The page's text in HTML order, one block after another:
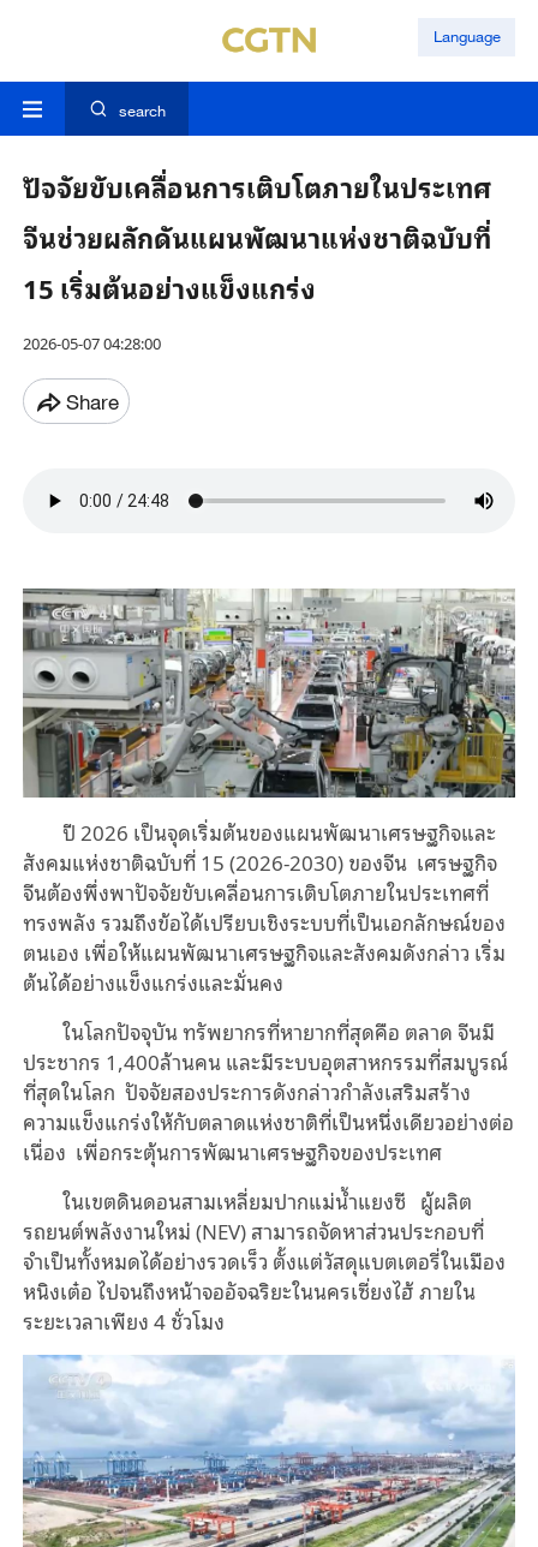
Language
search
ปัจจัยขับเคลื่อนการเติบโตภายในประเทศ
จีนช่วยผลักดันแผนพัฒนาแห่งชาติฉบับที่
15 เริ่มต้นอย่างแข็งแกร่ง
2026-05-07 04:28:00
Share
ปี 2026 เป็นจุดเริ่มต้นของแผนพัฒนาเศรษฐกิจและ
สังคมแห่งชาติฉบับที่ 15 (2026-2030) ของจีน เศรษฐกิจ
จีนต้องพึ่งพาปัจจัยขับเคลื่อนการเติบโตภายในประเทศที่
ทรงพลัง รวมถึงข้อได้เปรียบเชิงระบบที่เป็นเอกลักษณ์ของ
ตนเอง เพื่อให้แผนพัฒนาเศรษฐกิจและสังคมดังกล่าว เริ่ม
ต้นได้อย่างแข็งแกร่งและมั่นคง
ในโลกปัจจุบัน ทรัพยากรที่หายากที่สุดคือ ตลาด จีนมี
ประชากร 1,400ล้านคน และมีระบบอุตสาหกรรมที่สมบูรณ์
ที่สุดในโลก ปัจจัยสองประการดังกล่าวกำลังเสริมสร้าง
ความแข็งแกร่งให้กับตลาดแห่งชาติที่เป็นหนึ่งเดียวอย่างต่อ
เนื่อง เพื่อกระตุ้นการพัฒนาเศรษฐกิจของประเทศ
ในเขตดินดอนสามเหลี่ยมปากแม่น้ำแยงซี ผู้ผลิต
รถยนต์พลังงานใหม่ (NEV) สามารถจัดหาส่วนประกอบที่
จำเป็นทั้งหมดได้อย่างรวดเร็ว ตั้งแต่วัสดุแบตเตอรี่ในเมือง
หนิงเต๋อ ไปจนถึงหน้าจออัจฉริยะในนครเซี่ยงไฮ้ ภายใน
ระยะเวลาเพียง 4 ชั่วโมง